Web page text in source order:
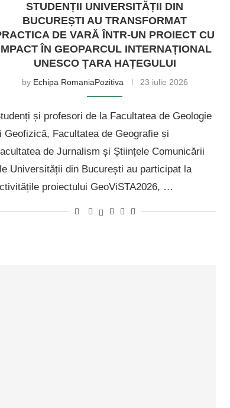
STUDENȚII UNIVERSITĂȚII DIN
BUCUREȘTI AU TRANSFORMAT
DE VARĂ ÎNTR-UN PROIECT CU
ÎN GEOPARCUL INTERNAȚIONAL
UNESCO ȚARA HAȚEGULUI
by Echipa RomaniaPozitiva 23 iulie 2026
și profesori de la Facultatea de Geologie
Geofizică, Facultatea de Geografie și
de Jurnalism și Științele Comunicării
Universității din București au participat la
proiectului GeoViSTA2026, …